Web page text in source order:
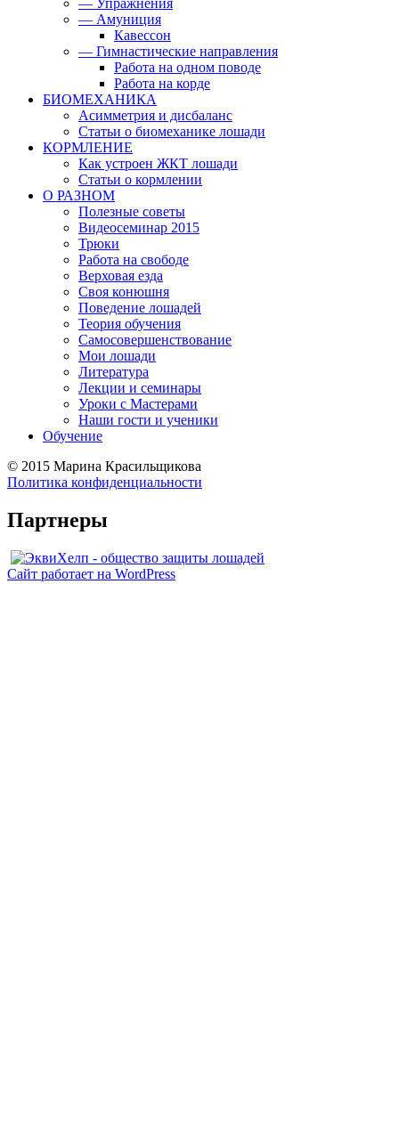
— Упражнения
— Амуниция
Кавессон
— Гимнастические направления
Работа на одном поводе
Работа на корде
БИОМЕХАНИКА
Асимметрия и дисбаланс
Статьи о биомеханике лошади
КОРМЛЕНИЕ
Как устроен ЖКТ лошади
Статьи о кормлении
О РАЗНОМ
Полезные советы
Видеосеминар 2015
Трюки
Работа на свободе
Верховая езда
Своя конюшня
Поведение лошадей
Теория обучения
Самосовершенствование
Мои лошади
Литература
Лекции и семинары
Уроки с Мастерами
Наши гости и ученики
Обучение
© 2015 Марина Красильщикова
Политика конфиденциальности
Партнеры
Сайт работает на WordPress